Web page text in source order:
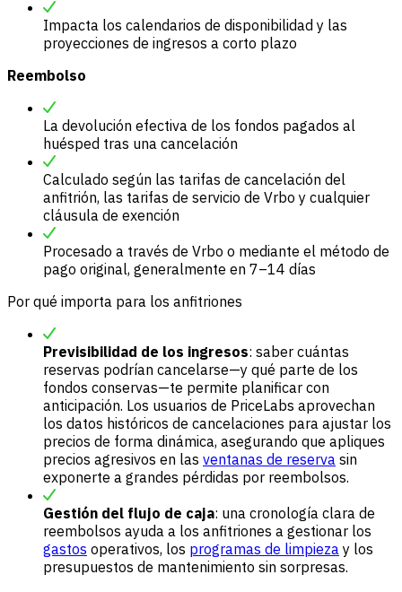
Impacta los calendarios de disponibilidad y las
proyecciones de ingresos a corto plazo
Reembolso
La devolución efectiva de los fondos pagados al
huésped tras una cancelación
Calculado según las tarifas de cancelación del
anfitrión, las tarifas de servicio de Vrbo y cualquier
cláusula de exención
Procesado a través de Vrbo o mediante el método de
pago original, generalmente en 7–14 días
Por qué importa para los anfitriones
Previsibilidad de los ingresos: saber cuántas
reservas podrían cancelarse—y qué parte de los
fondos conservas—te permite planificar con
anticipación. Los usuarios de PriceLabs aprovechan
los datos históricos de cancelaciones para ajustar los
precios de forma dinámica, asegurando que apliques
precios agresivos en las ventanas de reserva sin
exponerte a grandes pérdidas por reembolsos.
Gestión del flujo de caja: una cronología clara de
reembolsos ayuda a los anfitriones a gestionar los
gastos operativos, los programas de limpieza y los
presupuestos de mantenimiento sin sorpresas.